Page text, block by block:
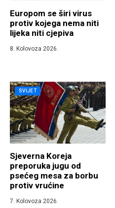
Europom se širi virus
protiv kojega nema niti
lijeka niti cjepiva
8. Kolovoza 2026.
SVIJET
Sjeverna Koreja
preporuka jugu od
psećeg mesa za borbu
protiv vrućine
7. Kolovoza 2026.